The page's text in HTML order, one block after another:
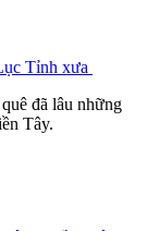
đã lâu những
Tây.